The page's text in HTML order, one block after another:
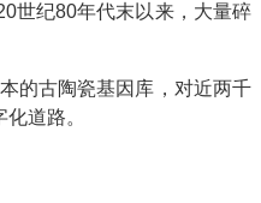
世纪80年代末以来，大量碎
的古陶瓷基因库，对近两千
道路。